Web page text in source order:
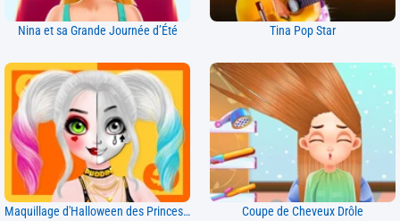
Nina et sa Grande Journée d’Été Tina Pop Star
Maquillage d'Halloween des Princesses Coupe de Cheveux Drôle